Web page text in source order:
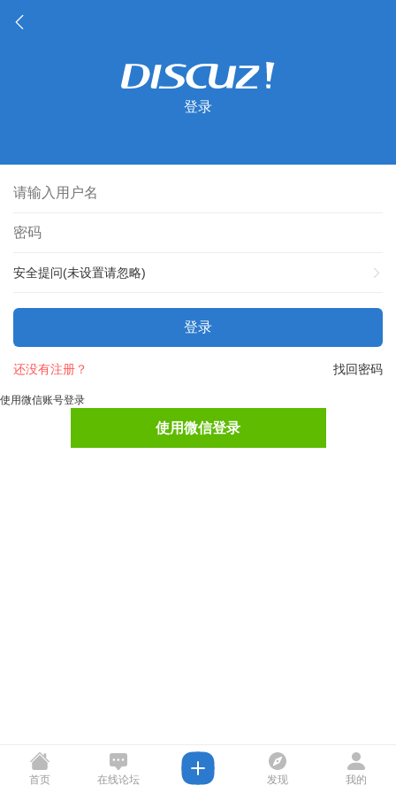
登录
安全提问(未设置请忽略)
登录
找回密码
还没有注册？
使用微信账号登录
使用微信登录
首页 在线论坛 发现 我的